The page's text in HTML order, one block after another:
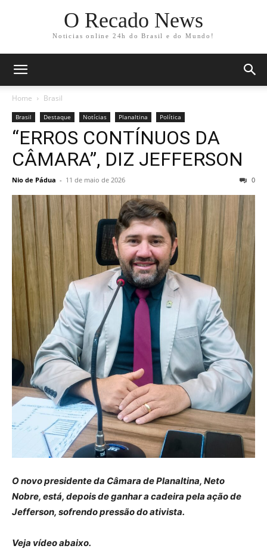
O Recado News
Noticias online 24h do Brasil e do Mundo!
Home Brasil
Brasil Destaque Notícias Planaltina Política
“ERROS CONTÍNUOS DA
CÂMARA”, DIZ JEFFERSON
Nio de Pádua - 11 de maio de 2026 0
O novo presidente da Câmara de Planaltina, Neto
Nobre, está, depois de ganhar a cadeira pela ação de
Jefferson, sofrendo pressão do ativista.
Veja vídeo abaixo.